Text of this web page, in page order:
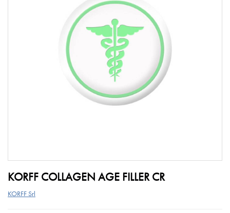
KORFF COLLAGEN AGE FILLER CR
KORFF Srl